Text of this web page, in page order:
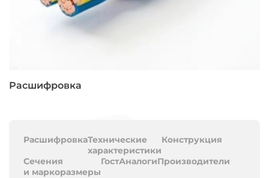
Расшифровка
РасшифровкаТехнические
характеристики
Конструкция
Сечения
и маркоразмеры
ГостАналогиПроизводители